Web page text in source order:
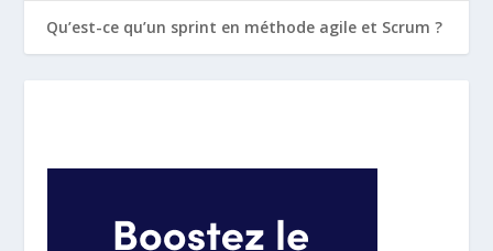
Qu’est-ce qu’un sprint en méthode agile et Scrum ?